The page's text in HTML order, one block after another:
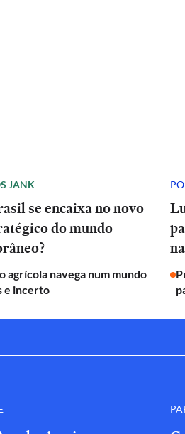
JANK
se encaixa no novo
do mundo
agrícola navega num mundo
e incerto